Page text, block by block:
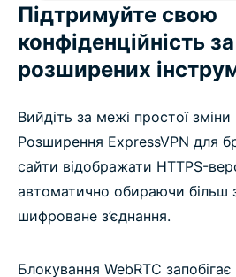
Підтримуйте свою
конфіденційність
розширених
Вийдіть за межі простої
Розширення ExpressVPN для
сайти відображати HTTPS-
автоматично обираючи більш
шифроване з’єднання.
Блокування WebRTC